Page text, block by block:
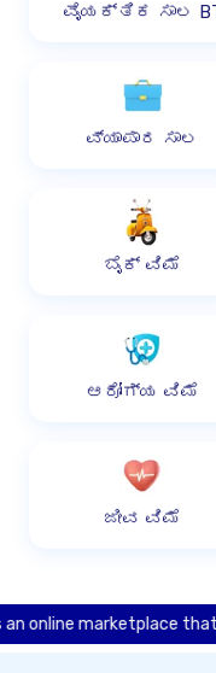
ವೈಯಕ್ತಿಕ ಸಾಲ
ವ್ಯಾಪಾರ ಸಾಲ
ಬೈಕ್ ವಿಮೆ
ಆರೋಗ್ಯ ವಿಮೆ
ಜೀವ ವಿಮೆ
marketplace that